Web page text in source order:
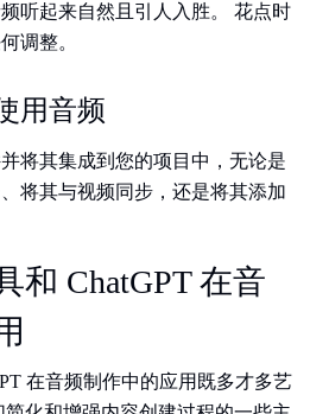
听起来自然且引人入胜。 花点时
调整。
用音频
将其集成到您的项目中，无论是
将其与视频同步，还是将其添加
和 ChatGPT 在音
在音频制作中的应用既多才多艺